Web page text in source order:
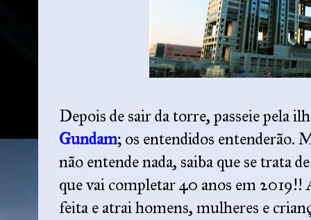
Depois de sair da torre, passeie pela
Gundam; os entendidos entenderão.
não entende nada, saiba que se trata
que vai completar 40 anos em 2019!!
feita e atrai homens, mulheres e